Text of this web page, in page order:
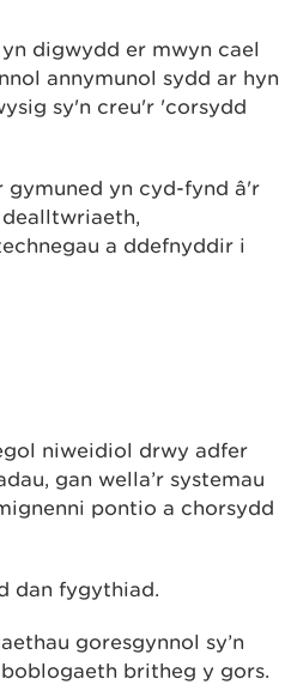
digwydd er mwyn cael
annymunol sydd ar hyn
sy'n creu'r 'corsydd
gymuned yn cyd-fynd â'r
a ddefnyddir i
niweidiol drwy adfer
gan wella’r systemau
pontio a chorsydd
dan fygythiad.
goresgynnol sy’n
britheg y gors.